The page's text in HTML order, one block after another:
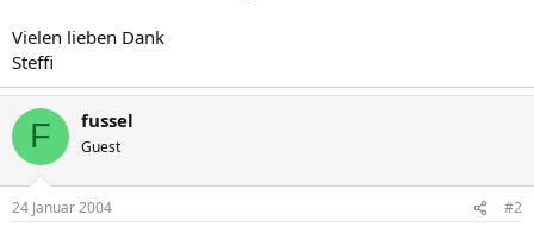
Vielen lieben Dank
Steffi
F fussel
Guest
24 Januar 2004 #2